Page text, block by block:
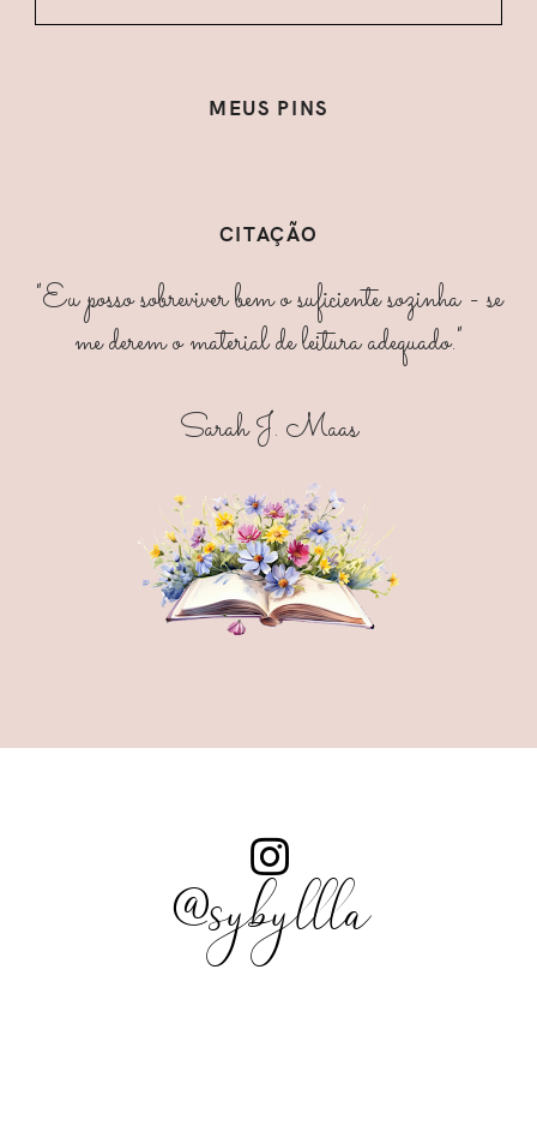
MEUS PINS
CITAÇÃO
"Eu posso sobreviver bem o suficiente sozinha - se
me derem o material de leitura adequado."
Sarah J. Maas
@sybyllla